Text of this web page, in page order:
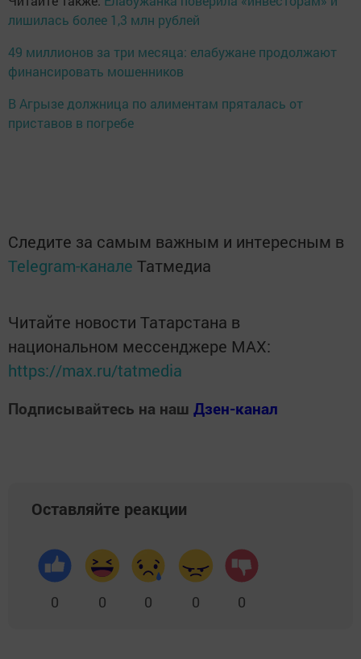
лишилась более 1,3 млн рублей
49 миллионов за три месяца: елабужане продолжают
финансировать мошенников
В Агрызе должница по алиментам пряталась от
приставов в погребе
Следите за самым важным и интересным в
Telegram-канале Татмедиа
Читайте новости Татарстана в
национальном мессенджере MАХ:
https://max.ru/tatmedia
Подписывайтесь на наш Дзен-канал
Оставляйте реакции
0 0 0 0 0